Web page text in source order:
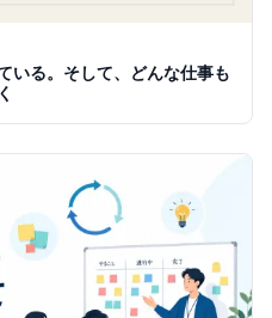
いる。そして、どんな仕事も